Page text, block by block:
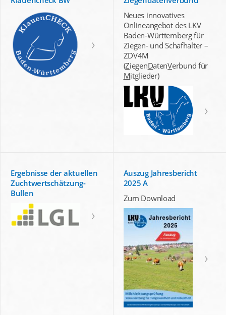
Neues innovatives
Onlineangebot des LKV
Baden-Württemberg für
Ziegen- und Schafhalter –
ZDV4M
(ZiegenDatenVerbund für
Mitglieder)
Ergebnisse der aktuellen
Zuchtwertschätzung-
Bullen
Auszug Jahresbericht
2025 A
Zum Download